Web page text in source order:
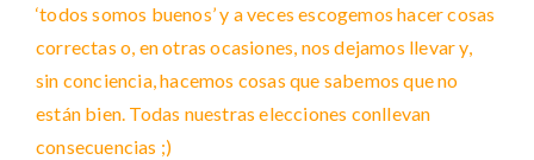
‘todos somos buenos’ y a veces escogemos hacer cosas
correctas o, en otras ocasiones, nos dejamos llevar y,
sin conciencia, hacemos cosas que sabemos que no
están bien. Todas nuestras elecciones conllevan
consecuencias ;)